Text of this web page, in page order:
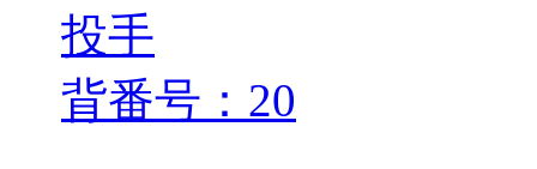
投手
背番号：20